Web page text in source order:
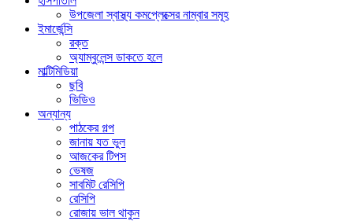
উপজেলা স্বাস্থ্য কমপ্লেক্সের নাম্বার সমূহ
ইমার্জেন্সি
রক্ত
অ্যাম্বুলেন্স ডাকতে হলে
মাল্টিমিডিয়া
ছবি
ভিডিও
অন্যান্য
পাঠকের গল্প
জানায় যত ভুল
আজকের টিপস
ভেষজ
সাবমিট রেসিপি
রেসিপি
রোজায় ভাল থাকুন